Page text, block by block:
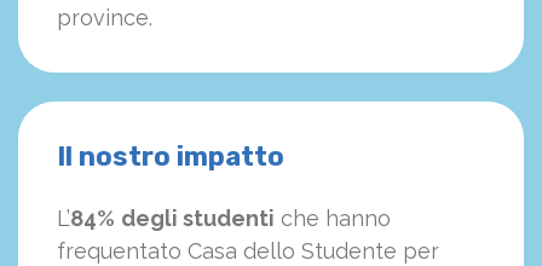
province.
Il nostro impatto
L’84% degli studenti che hanno
frequentato Casa dello Studente per